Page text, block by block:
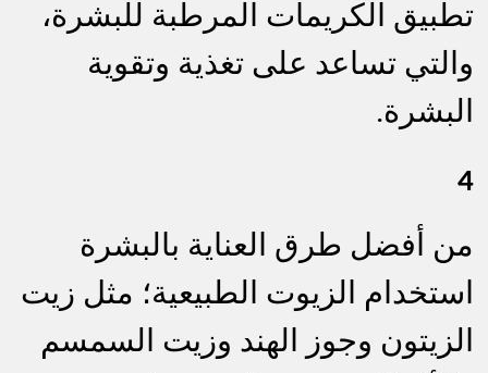
تطبيق الكريمات المرطبة للبشرة،
والتي تساعد على تغذية وتقوية
البشرة.
4
من أفضل طرق العناية بالبشرة
استخدام الزيوت الطبيعية؛ مثل زيت
الزيتون وجوز الهند وزيت السمسم